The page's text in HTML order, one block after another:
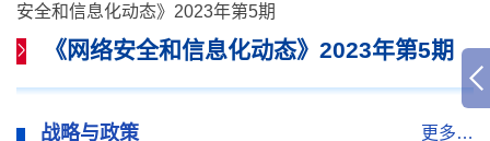
安全和信息化动态》2023年第5期
《网络安全和信息化动态》2023年第5期
战略与政策 更多…